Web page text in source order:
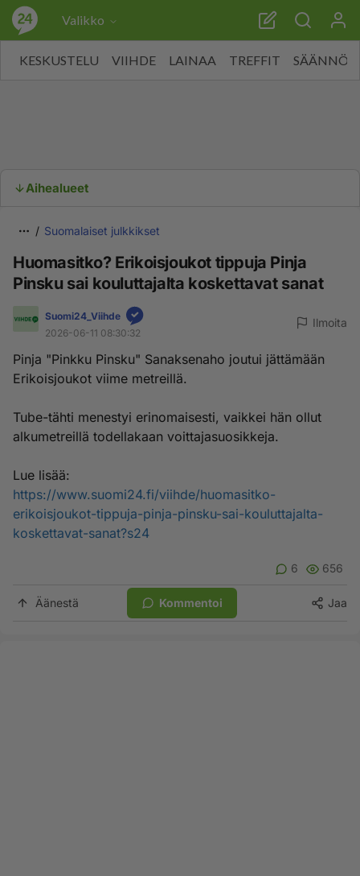
Valikko
KESKUSTELU VIIHDE LAINAA TREFFIT SÄÄNNÖT
Aihealueet
Suomalaiset julkkikset
Huomasitko? Erikoisjoukot tippuja Pinja
Pinsku sai kouluttajalta koskettavat sanat
Suomi24_Viihde
2026-06-11 08:30:32
Ilmoita
Pinja "Pinkku Pinsku" Sanaksenaho joutui jättämään
Erikoisjoukot viime metreillä.
Tube-tähti menestyi erinomaisesti, vaikkei hän ollut
alkumetreillä todellakaan voittajasuosikkeja.
Lue lisää:
https://www.suomi24.fi/viihde/huomasitko-
erikoisjoukot-tippuja-pinja-pinsku-sai-kouluttajalta-
koskettavat-sanat?s24
6 656
Äänestä Kommentoi Jaa